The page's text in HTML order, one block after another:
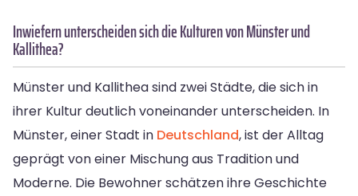
Inwiefern unterscheiden sich die Kulturen von Münster und
Kallithea?
Münster und Kallithea sind zwei Städte, die sich in
ihrer Kultur deutlich voneinander unterscheiden. In
Münster, einer Stadt in Deutschland, ist der Alltag
geprägt von einer Mischung aus Tradition und
Moderne. Die Bewohner schätzen ihre Geschichte